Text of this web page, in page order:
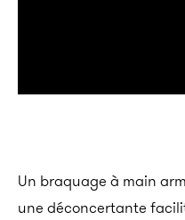
Un braquage à main
une déconcertante